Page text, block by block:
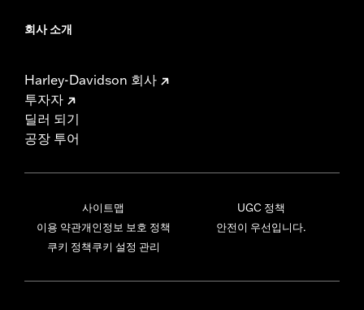
회사 소개
Harley-Davidson 회사
투자자
딜러 되기
공장 투어
사이트맵
이용 약관개인정보 보호 정책
쿠키 정책쿠키 설정 관리
UGC 정책
안전이 우선입니다.